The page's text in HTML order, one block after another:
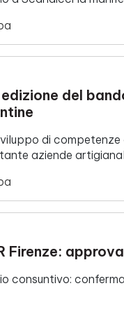
del
di
aziende
Firenze:
consuntivo: